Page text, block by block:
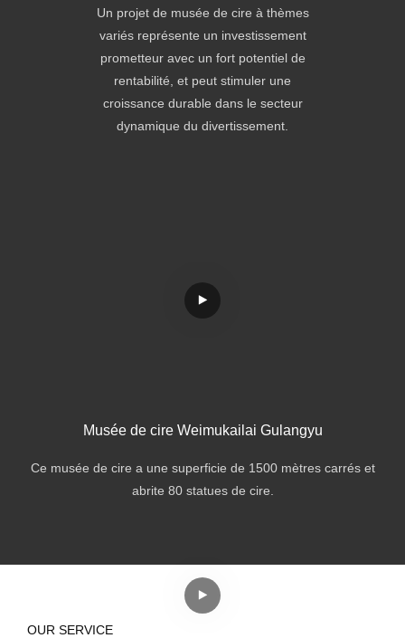
Un projet de musée de cire à thèmes
variés représente un investissement
prometteur avec un fort potentiel de
rentabilité, et peut stimuler une
croissance durable dans le secteur
dynamique du divertissement.
Musée de cire Weimukailai Gulangyu
Ce musée de cire a une superficie de 1500 mètres carrés et
abrite 80 statues de cire.
OUR SERVICE